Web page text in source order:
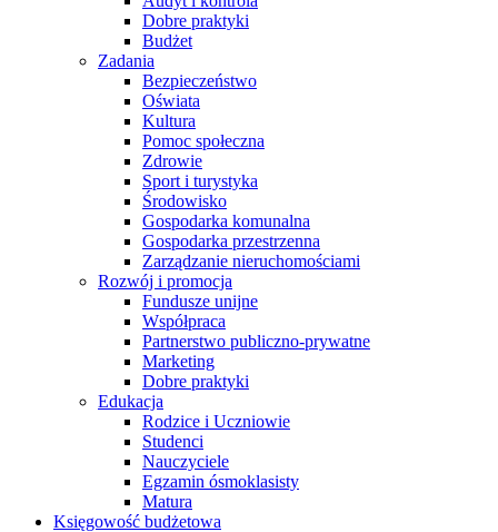
Dobre praktyki
Budżet
Zadania
Bezpieczeństwo
Oświata
Kultura
Pomoc społeczna
Zdrowie
Sport i turystyka
Środowisko
Gospodarka komunalna
Gospodarka przestrzenna
Zarządzanie nieruchomościami
Rozwój i promocja
Fundusze unijne
Współpraca
Partnerstwo publiczno-prywatne
Marketing
Dobre praktyki
Edukacja
Rodzice i Uczniowie
Studenci
Nauczyciele
Egzamin ósmoklasisty
Matura
Księgowość budżetowa